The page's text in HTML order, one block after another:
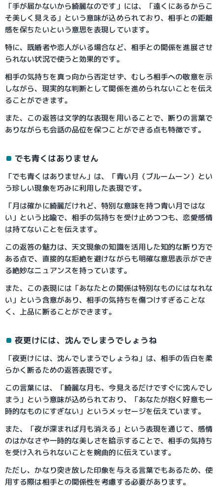
「手が届かないから綺麗なのです」には、「遠くにあるからこ
そ美しく見える」という意味が込められており、相手との距離
感を保ちたいという意思を表現しています。
特に、既婚者や恋人がいる場合など、相手との関係を進展させ
られない状況で使うと効果的です。
相手の気持ちを真っ向から否定せず、むしろ相手への敬意を示
しながら、現実的な判断として関係を進められないことを伝え
ることができます。
また、この返答は文学的な表現を用いることで、断りの言葉で
ありながらも会話の品位を保つことができる点も特徴です。
でも青くはありません
「でも青くはありません」は、「青い月（ブルームーン）とい
う珍しい現象を巧みに利用した表現です。
「月は確かに綺麗だけれど、特別な意味を持つ青い月ではな
い」という比喩で、相手の気持ちを受け止めつつも、恋愛感情
は持てないことを伝えます。
この返答の魅力は、天文現象の知識を活用した知的な断り方で
ある点で、直接的な拒絶を避けながらも明確な意思表示ができ
る絶妙なニュアンスを持っています。
また、この表現には「あなたとの関係は特別なものにはなれな
い」という含意があり、相手の気持ちを傷つけすぎることな
く、上品に断ることができます。
夜更けには、沈んでしまうでしょうね
「夜更けには、沈んでしまうでしょうね」は、相手の告白を柔
らかく断るための返答表現です。
この言葉には、「綺麗な月も、今見えるだけですぐに沈んでし
まう」という意味が込められており、「あなたが抱く好意も一
時的なものにすぎない」というメッセージを伝えています。
また、「夜が深まれば月も消える」という表現を通じて、感情
のはかなさや一時的な美しさを暗示することで、相手の気持ち
を受け入れられないことを婉曲的に伝えています。
ただし、かなり突き放した印象を与える言葉でもあるため、使
用する際は相手との関係性を考慮する必要があります。